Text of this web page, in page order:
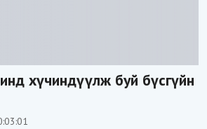
хүчиндүүлж буй бүсгүйн